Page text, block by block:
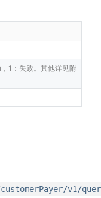
1：失败。其他详见附
v1/